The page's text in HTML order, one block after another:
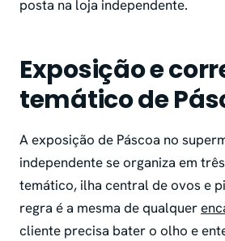
posta na loja independente.
Exposição e
temático de
A exposição de Páscoa no
independente se organiza em
temático, ilha central de ovos e
regra é a mesma de qualquer
cliente precisa bater o olho e